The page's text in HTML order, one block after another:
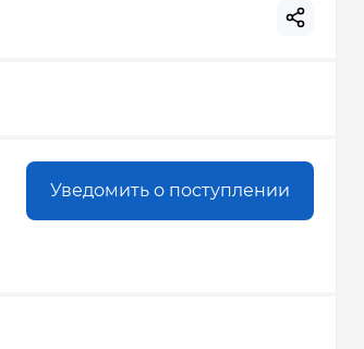
Уведомить о поступлении